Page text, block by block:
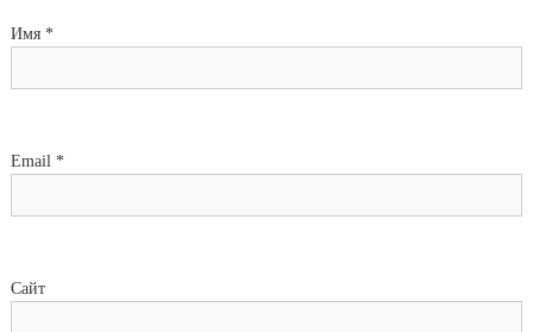
Имя *
Email *
Сайт